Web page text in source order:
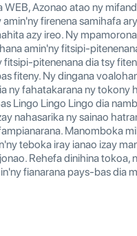
WEB, Azonao atao ny
firenena samihafa
azy ireo. Ny
amin'ny fitsipi-
fitsipi-pitenenana dia tsy
fiteny. Ny dingana
ny fahatakarana ny tokony
Lingo Lingo Lingo dia
nahasarika ny sainao
Manomboka
teboka iray ianao izay
Rehefa dinihina tokoa,
fianarana pays-bas dia